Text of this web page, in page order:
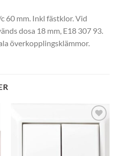
60 mm. Inkl fästklor. Vid
dosa 18 mm, E18 307 93.
överkopplingsklämmor.